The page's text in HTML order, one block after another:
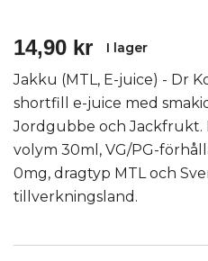
14,90 kr I lager
Jakku (MTL, E-juice) - Dr
shortfill e-juice med
Jordgubbe och
volym 30ml, VG/PG-
0mg, dragtyp MTL och
tillverkningsland.